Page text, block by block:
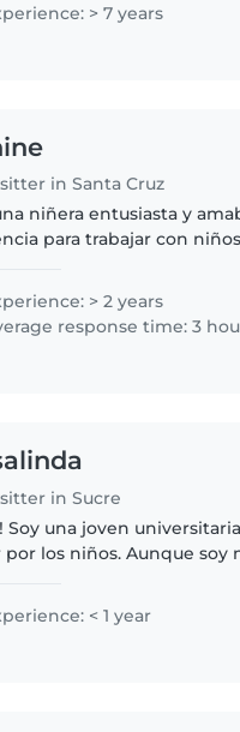
> 7 years
in Santa Cruz
niñera entusiasta y
para trabajar con
creativas como..
> 2 years
response time: 3
in Sucre
Soy una joven
por los niños. Aunque soy
y preescolares...
< 1 year